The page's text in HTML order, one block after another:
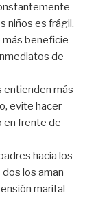
niños es frágil.
más beneficie
de
entienden más
evite hacer
en frente de
hacia los
los aman
marital